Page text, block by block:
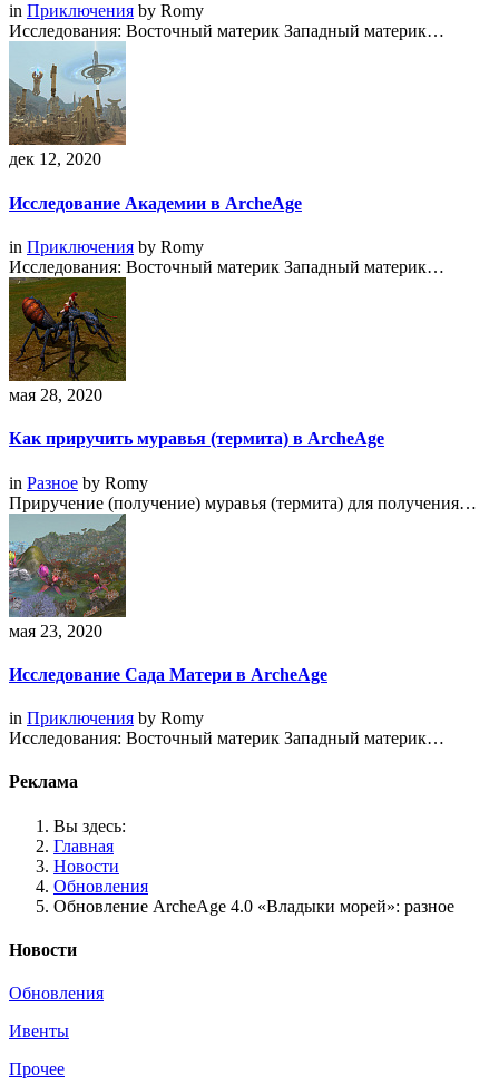
in Приключения by Romy
Исследования: Восточный материк Западный материк…
дек 12, 2020
Исследование Академии в ArcheAge
in Приключения by Romy
Исследования: Восточный материк Западный материк…
мая 28, 2020
Как приручить муравья (термита) в ArcheAge
in Разное by Romy
Приручение (получение) муравья (термита) для получения…
мая 23, 2020
Исследование Сада Матери в ArcheAge
in Приключения by Romy
Исследования: Восточный материк Западный материк…
Реклама
Вы здесь:
Главная
Новости
Обновления
Обновление ArcheAge 4.0 «Владыки морей»: разное
Новости
Обновления
Ивенты
Прочее